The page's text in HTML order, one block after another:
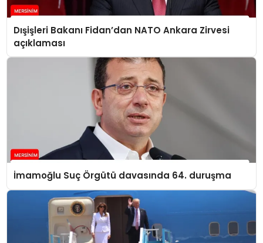
Dışişleri Bakanı Fidan’dan NATO Ankara Zirvesi
açıklaması
İmamoğlu Suç Örgütü davasında 64. duruşma